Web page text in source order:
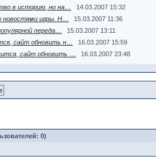
в историю, но на…
14.03.2007 15:32
новостями игры. Н…
15.03.2007 11:36
переда…
15.03.2007 13:11
сайт обновить н…
16.03.2007 15:59
сайт обновить … 16.03.2007 23:48
0)